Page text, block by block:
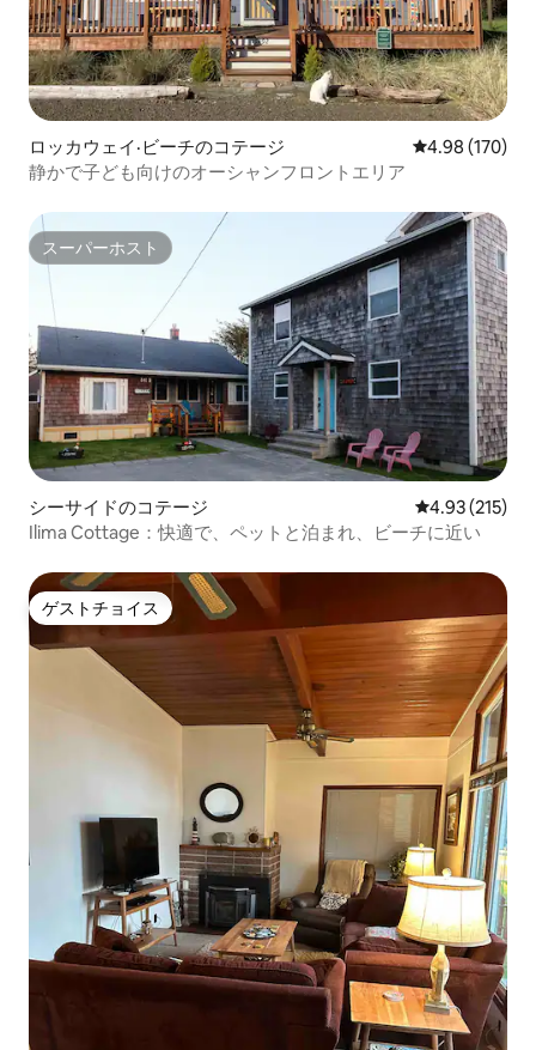
ロッカウェイ·ビーチのコテージ レビュー170
4.98 (170)
静かで子ども向けのオーシャンフロントエリア
スーパーホスト
スーパーホスト
シーサイドのコテージ レビュー215
4.93 (215)
Ilima Cottage：快適で、ペットと泊まれ、ビーチに近い
ゲストチョイス
ゲストチョイス